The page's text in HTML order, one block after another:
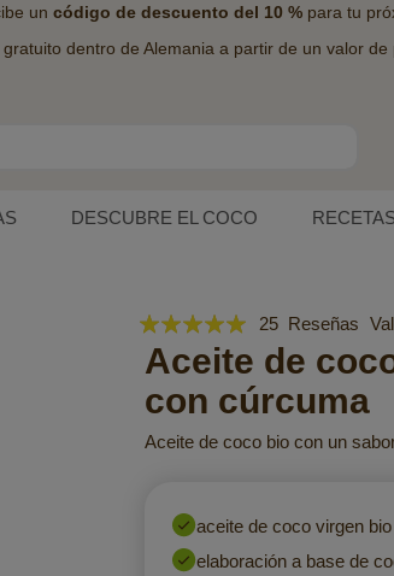
un código de descuento del 10 %para tu
gratuito dentro de Alemania a partir de un valor
DESCUBRE EL COCO RECETAS
Valoración:
% of 100
25 Reseñas
Aceite de
con cúrcuma
Aceite de coco bio con un
aceite de coco virgen bio
elaboración a base de